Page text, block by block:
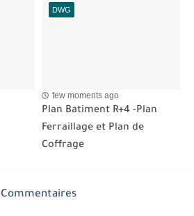
DWG
few moments ago
Plan Batiment R+4 -Plan
Ferraillage et Plan de
Coffrage
Commentaires